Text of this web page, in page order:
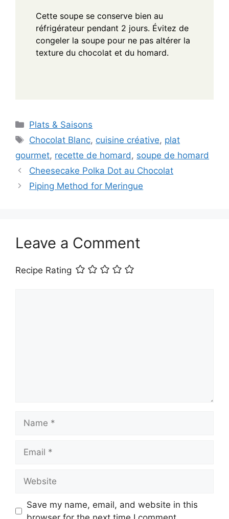
Cette soupe se conserve bien au
réfrigérateur pendant 2 jours. Évitez de
congeler la soupe pour ne pas altérer la
texture du chocolat et du homard.
Categories
Plats & Saisons
Tags
Chocolat Blanc, cuisine créative, plat
gourmet, recette de homard , soupe de homard
Cheesecake Polka Dot au Chocolat
Piping Method for Meringue
Leave a Comment
Recipe Rating
Save my name, email, and website in this